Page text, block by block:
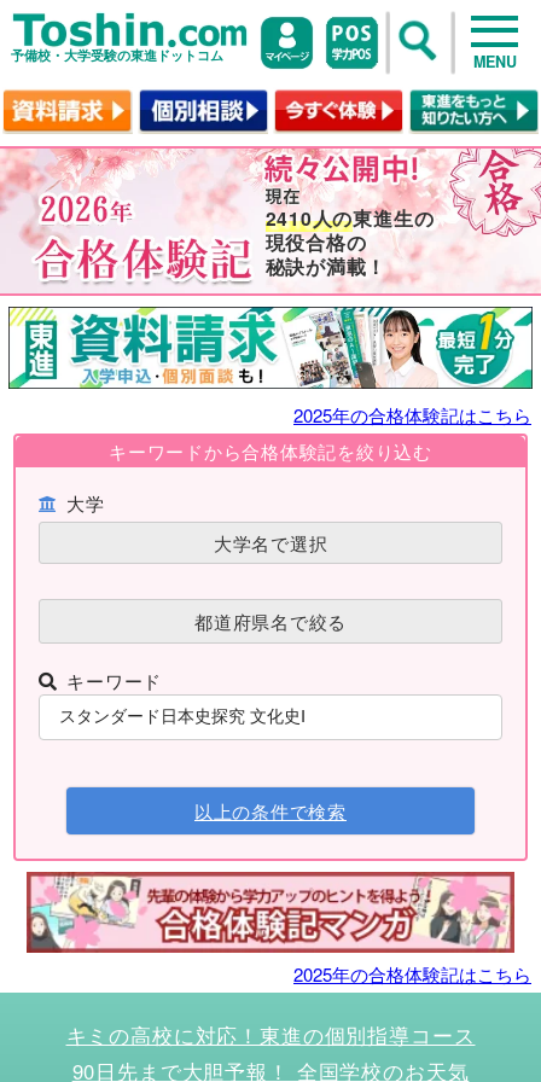
予備校・大学受験の東進ドットコム MENU
2410人の東進生の
現役合格の
秘訣が満載！
2025年の合格体験記はこちら
キーワードから合格体験記を絞り込む
大学
大学名で選択
都道府県名で絞る
キーワード
以上の条件で検索
2025年の合格体験記はこちら
キミの高校に対応！東進の個別指導コース
90日先まで大胆予報！ 全国学校のお天気